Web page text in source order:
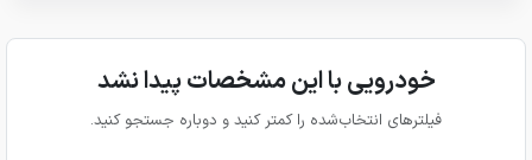
خودرویی با این مشخصات پیدا نشد
فیلترهای انتخاب‌شده را کمتر کنید و دوباره جستجو کنید.